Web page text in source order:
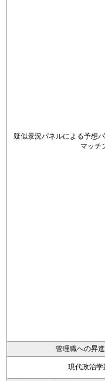
疑似景況パネルによる予想
マッチ
管理職への昇
現代政治